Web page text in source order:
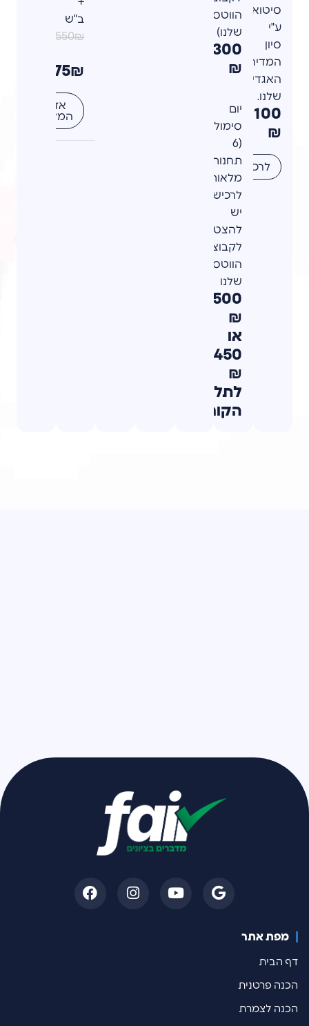
סיטואציה
המדירכה
האגדית
שלנו.
100
לרכישה
הווטסאפ
שלנו)
300
₪
יום
סימולציה
תחנות
מלאות)
לרכישה
להצטרף
לקבוצת
הווטסאפ
שלנו
500
450
לתלמידי
הקורס
ב"ש
550₪
375₪
אזל
המלאי
מפת אתר
הבית
פרטנית
לצמרת